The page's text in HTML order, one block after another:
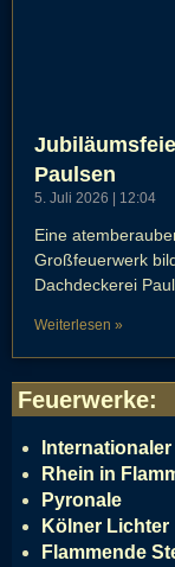
Paulsen
5. Juli 2026 12:04
Eine
Großfeuerwerk
Dachdeckerei
Weiterlesen »
Feuerwerke:
Rhein in
Pyronale
Kölner Lichter
Flammende